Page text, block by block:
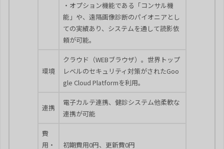
・オプション機能である「コンサル機
能」や、遠隔画像診断のパイオニアとし
ての実績あり、システムを通して読影依
頼が可能。
環境
クラウド（WEBブラウザ）。世界トップ
レベルのセキュリティ対策がされたGoo
gle Cloud Platformを利用。
連携
電子カルテ連携、健診システム他柔軟な
連携が可能
費
用・
初期費用0円、更新費0円